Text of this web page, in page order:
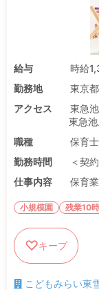
給与
時給
勤務地
東京
アクセス
東急
東急
職種
保育士
勤務時間
＜契
仕事内容
保育
小規模園 残業10
キープ
こどもみらい東